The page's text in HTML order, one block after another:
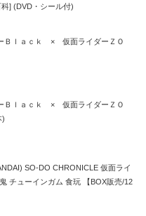
] (DVD・シール付)
Ｂｌａｃｋ × 仮面ライダーＺＯ
Ｂｌａｃｋ × 仮面ライダーＺＯ
)
SO-DO CHRONICLE 仮面ライ
チューインガム 食玩 【BOX販売/12